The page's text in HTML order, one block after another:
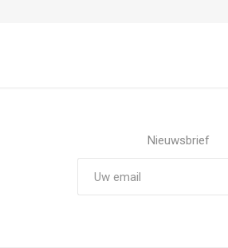
Nieuwsbrief